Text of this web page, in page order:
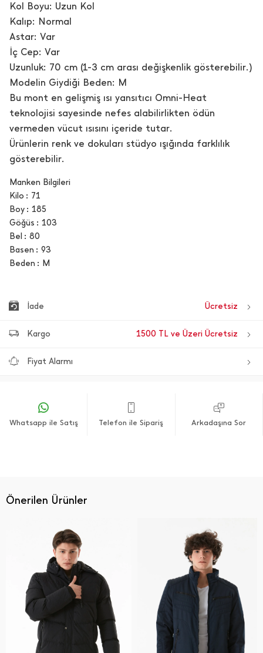
Kol Boyu: Uzun Kol
Kalıp: Normal
Astar: Var
İç Cep: Var
Uzunluk: 70 cm (1-3 cm arası değişkenlik gösterebilir.)
Modelin Giydiği Beden: M
Bu mont en gelişmiş ısı yansıtıcı Omni-Heat
teknolojisi sayesinde nefes alabilirlikten ödün
vermeden vücut ısısını içeride tutar.
Ürünlerin renk ve dokuları stüdyo ışığında farklılık
gösterebilir.
Manken Bilgileri
Kilo
71
Boy
185
Göğüs
103
Bel
80
Basen
93
Beden
M
İade Ücretsiz
Kargo 1500 TL ve Üzeri Ücretsiz
Fiyat Alarmı
Whatsapp ile Satış Telefon ile Sipariş Arkadaşına Sor
Önerilen Ürünler